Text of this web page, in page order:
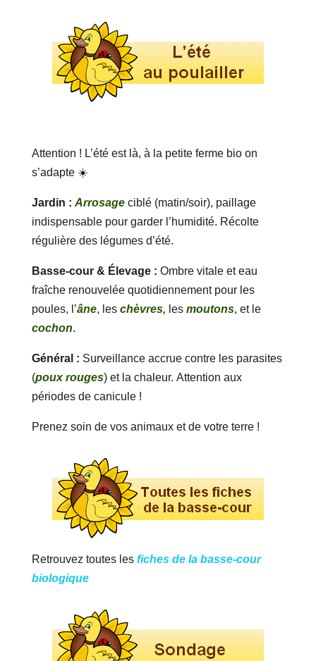
Attention ! L’été est là, à la petite ferme bio on
s’adapte ☀️
Jardin : Arrosageciblé (matin/soir), paillage
indispensable pour garder l’humidité. Récolte
régulière des légumes d’été.
Basse-cour & Élevage : Ombre vitale et eau
fraîche renouvelée quotidiennement pour les
poules, l’âne, les chèvres, les moutons, et le
cochon.
Général : Surveillance accrue contre les parasites
(poux rouges) et la chaleur. Attention aux
périodes de canicule !
Prenez soin de vos animaux et de votre terre !
Retrouvez toutes les fiches de la basse-cour
biologique